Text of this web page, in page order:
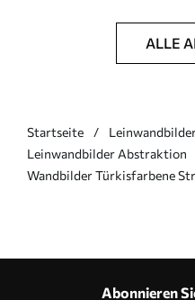
ALLE
Startseite
Leinwandbilder Abstraktion
Wandbilder Türkisfarbene
Abonnieren